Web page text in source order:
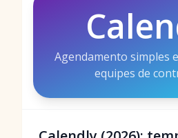
Agendamento simples
equipes de